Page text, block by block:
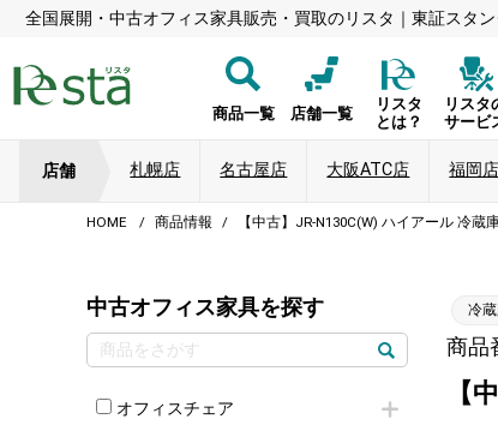
全国展開・中古オフィス家具販売・買取のリスタ｜東証スタ
商品一覧 店舗一覧
リスタ
とは？
リスタ
サービ
店舗 札幌店 名古屋店 大阪ATC店 福岡店
HOME 商品情報 【中古】JR-N130C(W) ハイアール 冷蔵
中古オフィス家具を探す
オフィスチェア
冷
商品
【